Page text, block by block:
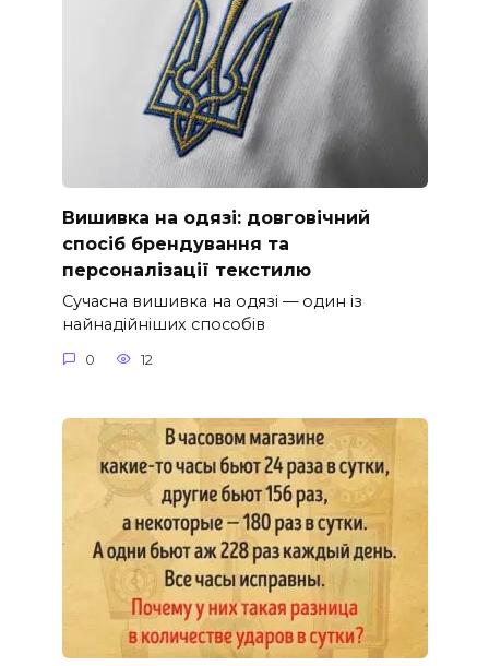
Вишивка на одязі: довговічний
спосіб брендування та
персоналізації текстилю
Сучасна вишивка на одязі — один із
найнадійніших способів
0 12